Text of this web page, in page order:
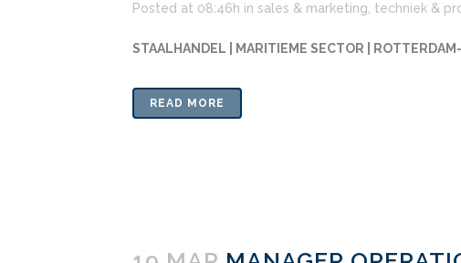
Posted at 08:46h in sales & marketing techniek &
STAALHANDEL | MARITIEME SECTOR |
READ MORE